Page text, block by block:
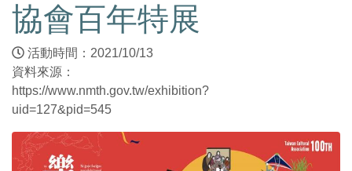
協會百年特展
活動時間：2021/10/13
資料來源：
https://www.nmth.gov.tw/exhibition?
uid=127&pid=545